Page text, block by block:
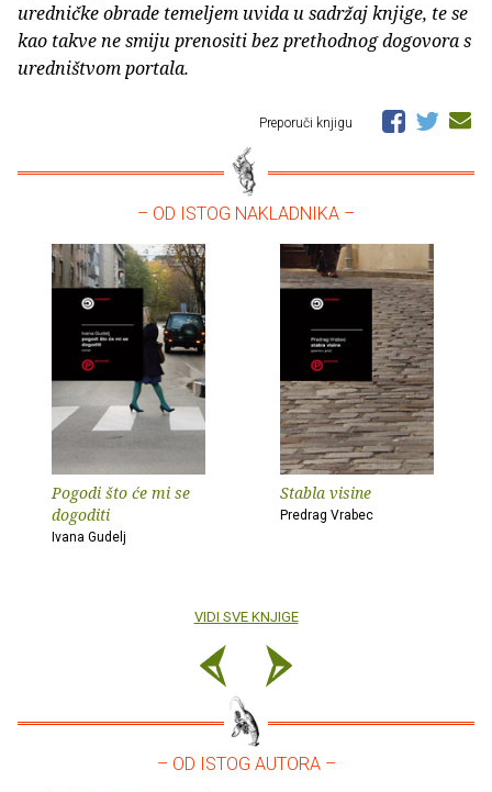
uredničke obrade temeljem uvida u sadržaj knjige, te se
kao takve ne smiju prenositi bez prethodnog dogovora s
uredništvom portala.
Preporuči knjigu
– OD ISTOG NAKLADNIKA –
Pogodi što će mi se
dogoditi
Ivana Gudelj
Stabla visine
Predrag Vrabec
VIDI SVE KNJIGE
– OD ISTOG AUTORA –